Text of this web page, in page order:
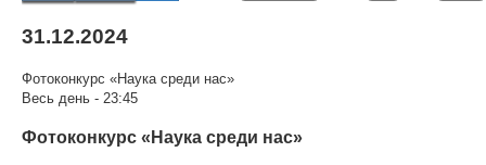
31.12.2024
Фотоконкурс «Наука среди нас»
Весь день - 23:45
Фотоконкурс «Наука среди нас»